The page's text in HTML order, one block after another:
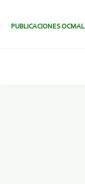
PUBLICACIONES OCMAL